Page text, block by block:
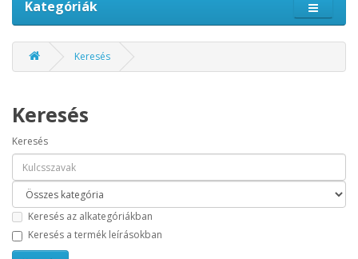
Kategóriák
Keresés
Keresés
Keresés
Keresés az alkategóriákban
Keresés a termék leírásokban